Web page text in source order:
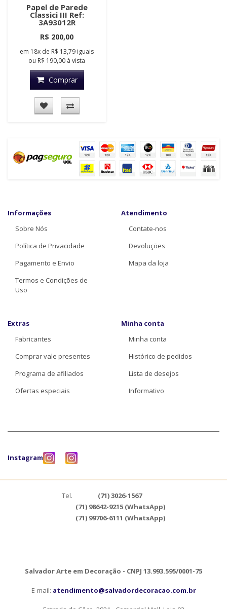
Papel de Parede
Classici III Ref:
3A93012R
R$ 200,00
em 18x de R$ 13,79 iguais
ou R$ 190,00 à vista
Comprar
Informações
Sobre Nós
Política de Privacidade
Pagamento e Envio
Termos e Condições de
Uso
Atendimento
Contate-nos
Devoluções
Mapa da loja
Extras
Fabricantes
Comprar vale presentes
Programa de afiliados
Ofertas especiais
Minha conta
Minha conta
Histórico de pedidos
Lista de desejos
Informativo
Instagram
Tel.
(71) 3026-1567
(71) 98642-9215 (WhatsApp)
(71) 99706-6111 (WhatsApp)
Salvador Arte em Decoração - CNPJ 13.993.595/0001-75
E-mail: atendimento@salvadordecoracao.com.br